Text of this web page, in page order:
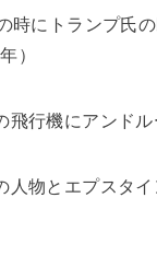
時にトランプ氏
）
飛行機にアンド
人物とエプスタ